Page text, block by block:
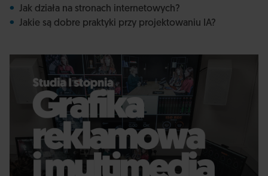
Jak działa na stronach internetowych?
Jakie są dobre praktyki przy projektowaniu IA?